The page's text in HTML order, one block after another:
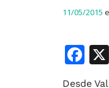
11/05/2015
F
a
Desde